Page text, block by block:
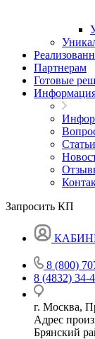
Партнерам
Готовые
Статьи
Запросить КП
8 (800)
8 (4832) 34-
г. Москва,
Адрес
Брянский